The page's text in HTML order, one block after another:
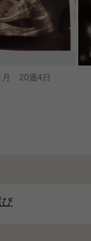
月 20週4日
び